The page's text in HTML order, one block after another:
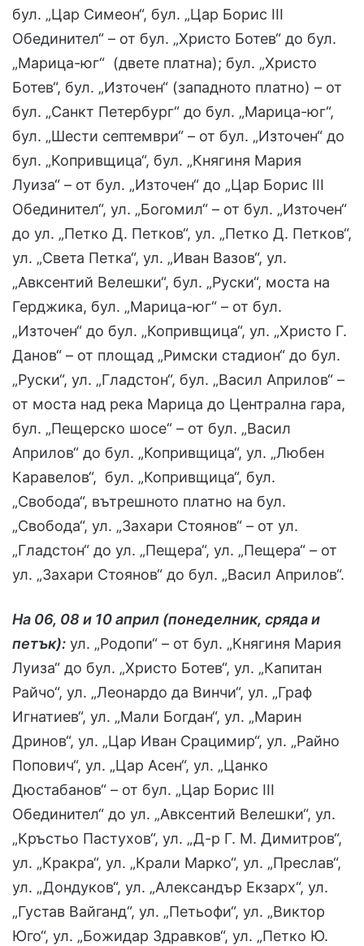
бул. „Цар Симеон“, бул. „Цар Борис III
Обединител“ – от бул. „Христо Ботев“ до бул.
„Марица-юг“ (двете платна); бул. „Христо
Ботев“, бул. „Източен“ (западното платно) – от
бул. „Санкт Петербург“ до бул. „Марица-юг“,
бул. „Шести септември“ – от бул. „Източен“ до
бул. „Копривщица“, бул. „Княгиня Мария
Луиза“ – от бул. „Източен“ до „Цар Борис III
Обединител“, ул. „Богомил“ – от бул. „Източен“
до ул. „Петко Д. Петков“, ул. „Петко Д. Петков“,
ул. „Света Петка“, ул. „Иван Вазов“, ул.
„Авксентий Велешки“, бул. „Руски“, моста на
Герджика, бул. „Марица-юг“ – от бул.
„Източен“ до бул. „Копривщица“, ул. „Христо Г.
Данов“ – от площад „Римски стадион“ до бул.
„Руски“, ул. „Гладстон“, бул. „Васил Априлов“ –
от моста над река Марица до Централна гара,
бул. „Пещерско шосе“ – от бул. „Васил
Априлов“ до бул. „Копривщица“, ул. „Любен
Каравелов“, бул. „Копривщица“, бул.
„Свобода“, вътрешното платно на бул.
„Свобода“, ул. „Захари Стоянов“ – от ул.
„Гладстон“ до ул. „Пещера“, ул. „Пещера“ – от
ул. „Захари Стоянов“ до бул. „Васил Априлов“.
На 06, 08 и 10 април (понеделник, сряда и
петък): ул. „Родопи“ – от бул. „Княгиня Мария
Луиза“ до бул. „Христо Ботев“, ул. „Капитан
Райчо“, ул. „Леонардо да Винчи“, ул. „Граф
Игнатиев“, ул. „Мали Богдан“, ул. „Марин
Дринов“, ул. „Цар Иван Срацимир“, ул. „Райно
Попович“, ул. „Цар Асен“, ул. „Цанко
Дюстабанов“ – от бул. „Цар Борис III
Обединител“ до ул. „Авксентий Велешки“, ул.
„Кръстьо Пастухов“, ул. „Д-р Г. М. Димитров“,
ул. „Кракра“, ул. „Крали Марко“, ул. „Преслав“,
ул. „Дондуков“, ул. „Александър Екзарх“, ул.
„Густав Вайганд“, ул. „Петьофи“, ул. „Виктор
Юго“, ул. „Божидар Здравков“, ул. „Петко Ю.